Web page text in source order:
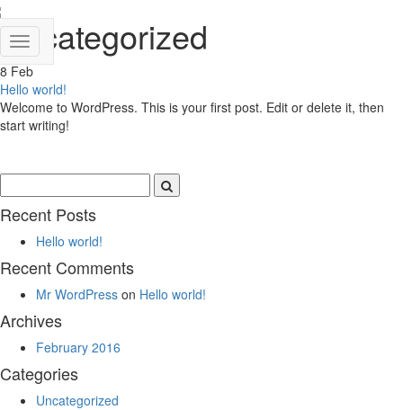
Toggle
navigation
Uncategorized
8 Feb
Hello world!
Welcome to WordPress. This is your first post. Edit or delete it, then
start writing!
Recent Posts
Hello world!
Recent Comments
Mr WordPress on Hello world!
Archives
February 2016
Categories
Uncategorized